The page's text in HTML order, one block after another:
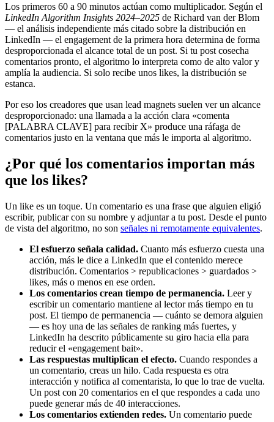
Los primeros 60 a 90 minutos actúan como multiplicador. Según el
LinkedIn Algorithm Insights 2024–2025 de Richard van der Blom
— el análisis independiente más citado sobre la distribución en
LinkedIn — el engagement de la primera hora determina de forma
desproporcionada el alcance total de un post. Si tu post cosecha
comentarios pronto, el algoritmo lo interpreta como de alto valor y
amplía la audiencia. Si solo recibe unos likes, la distribución se
estanca.
Por eso los creadores que usan lead magnets suelen ver un alcance
desproporcionado: una llamada a la acción clara «comenta
[PALABRA CLAVE] para recibir X» produce una ráfaga de
comentarios justo en la ventana que más le importa al algoritmo.
¿Por qué los comentarios importan más
que los likes?
Un like es un toque. Un comentario es una frase que alguien eligió
escribir, publicar con su nombre y adjuntar a tu post. Desde el punto
de vista del algoritmo, no son señales ni remotamente equivalentes.
El esfuerzo señala calidad. Cuanto más esfuerzo cuesta una
acción, más le dice a LinkedIn que el contenido merece
distribución. Comentarios > republicaciones > guardados >
likes, más o menos en ese orden.
Los comentarios crean tiempo de permanencia. Leer y
escribir un comentario mantiene al lector más tiempo en tu
post. El tiempo de permanencia — cuánto se demora alguien
— es hoy una de las señales de ranking más fuertes, y
LinkedIn ha descrito públicamente su giro hacia ella para
reducir el «engagement bait».
Las respuestas multiplican el efecto. Cuando respondes a
un comentario, creas un hilo. Cada respuesta es otra
interacción y notifica al comentarista, lo que lo trae de vuelta.
Un post con 20 comentarios en el que respondes a cada uno
puede generar más de 40 interacciones.
Los comentarios extienden redes. Un comentario puede